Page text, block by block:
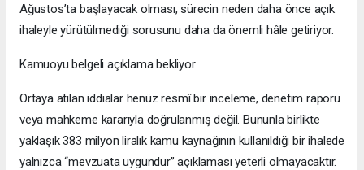
Ağustos’ta başlayacak olması, sürecin neden daha önce açık
ihaleyle yürütülmediği sorusunu daha da önemli hâle getiriyor.
Kamuoyu belgeli açıklama bekliyor
Ortaya atılan iddialar henüz resmî bir inceleme, denetim raporu
veya mahkeme kararıyla doğrulanmış değil. Bununla birlikte
yaklaşık 383 milyon liralık kamu kaynağının kullanıldığı bir ihalede
yalnızca “mevzuata uygundur” açıklaması yeterli olmayacaktır.